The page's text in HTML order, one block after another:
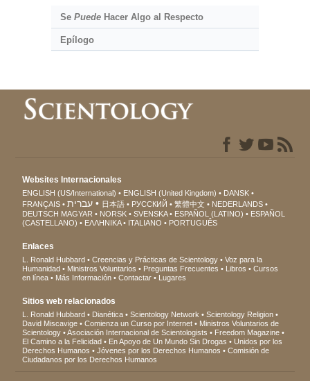
Se PuedeHacer Algo al Respecto
Epílogo
Websites Internacionales
ENGLISH (US/International) ENGLISH (United Kingdom)
DANSK
FRANÇAIS
עברית 日本語 РУССКИЙ 繁體中文
NEDERLANDS
DEUTSCH MAGYAR NORSK SVENSKA ESPAÑOL (LATINO)
ESPAÑOL
(CASTELLANO)
ΕΛΛΗΝΙΚA ITALIANO PORTUGUÊS
Enlaces
L. Ronald Hubbard Creencias y Prácticas de Scientology
Voz para la
Humanidad
Ministros Voluntarios Preguntas Frecuentes Libros
Cursos
en línea
Más Información Contactar Lugares
Sitios web relacionados
L. Ronald Hubbard Dianética Scientology Network
Scientology Religion
David Miscavige
Comienza un Curso por Internet
Ministros Voluntarios de
Scientology
Asociación Internacional de Scientologists
Freedom Magazine
El Camino a la Felicidad
En Apoyo de Un Mundo Sin Drogas
Unidos por los
Derechos Humanos
Jóvenes por los Derechos Humanos
Comisión de
Ciudadanos por los Derechos Humanos